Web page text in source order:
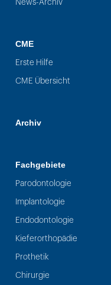
News-Archiv
CME
Erste Hilfe
CME Übersicht
Archiv
Fachgebiete
Parodontologie
Implantologie
Endodontologie
Kieferorthopädie
Prothetik
Chirurgie